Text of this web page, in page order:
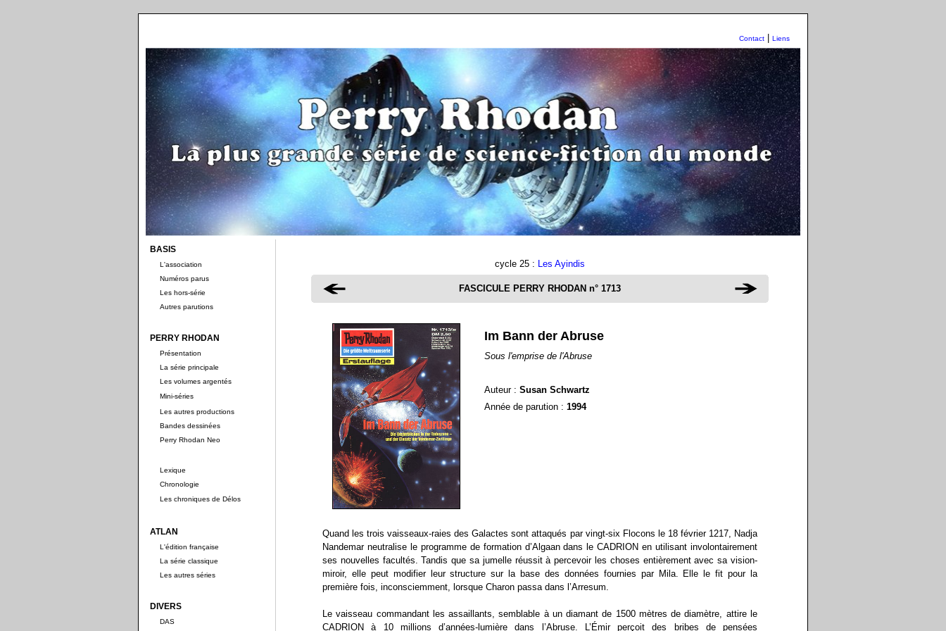
Contact Liens
BASIS
L'association
Numéros parus
Les hors-série
Autres parutions
PERRY RHODAN
Présentation
La série principale
Les volumes argentés
Mini-séries
Les autres productions
Bandes dessinées
Perry Rhodan Neo
Lexique
Chronologie
Les chroniques de Délos
ATLAN
L'édition française
La série classique
Les autres séries
DIVERS
DAS
cycle 25 : Les Ayindis
FASCICULE PERRY RHODAN n° 1713
Im Bann der Abruse
Sous l'emprise de l'Abruse
Auteur : Susan Schwartz
Année de parution : 1994
Quand les trois vaisseaux-raies des Galactes sont attaqués par vingt-six Flocons le 18 février 1217, Nadja
Nandemar neutralise le programme de formation d’Algaan dans le CADRION en utilisant involontairement
ses nouvelles facultés. Tandis que sa jumelle réussit à percevoir les choses entièrement avec sa vision-
miroir, elle peut modifier leur structure sur la base des données fournies par Mila. Elle le fit pour la
première fois, inconsciemment, lorsque Charon passa dans l’Arresum.
Le vaisseau commandant les assaillants, semblable à un diamant de 1500 mètres de diamètre, attire le
CADRION à 10 millions d’années-lumière dans l’Abruse. L’Émir perçoit des bribes de pensées